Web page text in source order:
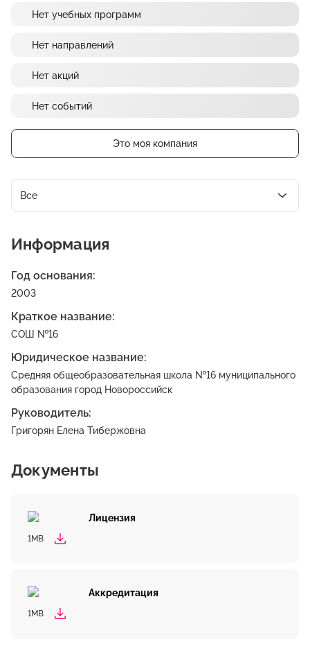
Нет учебных программ
Нет направлений
Нет акций
Нет событий
Это моя компания
Все
Информация
Год основания:
2003
Краткое название:
СОШ №16
Юридическое название:
Средняя общеобразовательная школа №16 муниципального
образования город Новороссийск
Руководитель:
Григорян Елена Тибержовна
Документы
Лицензия
1MB
Аккредитация
1MB